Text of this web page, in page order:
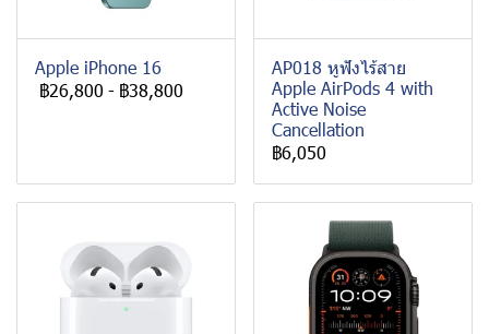
Apple iPhone 16
฿26,800 - ฿38,800
AP018 หูฟังไร้สาย
Apple AirPods 4 with
Active Noise
Cancellation
฿6,050